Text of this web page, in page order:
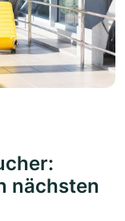
nächsten